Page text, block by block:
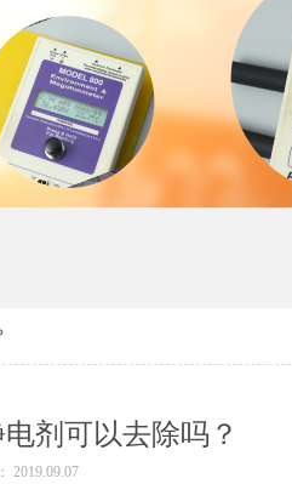
剂可以去除吗？
2019.09.07